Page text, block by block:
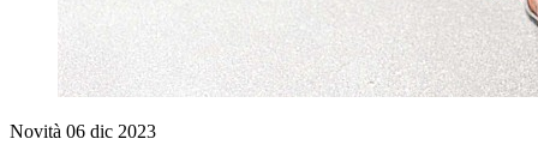
Novità 06 dic 2023